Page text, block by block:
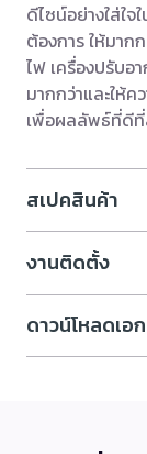
ดีไซน์อย่างใส่ใ
ต้องการ ให้มาก
ไฟ เครื่องปรับอ
มากกว่าและให้
เพื่อผลลัพธ์ที่ดีที่
สเปคสินค้า
งานติดตั้ง
ดาวน์โหลดเอ